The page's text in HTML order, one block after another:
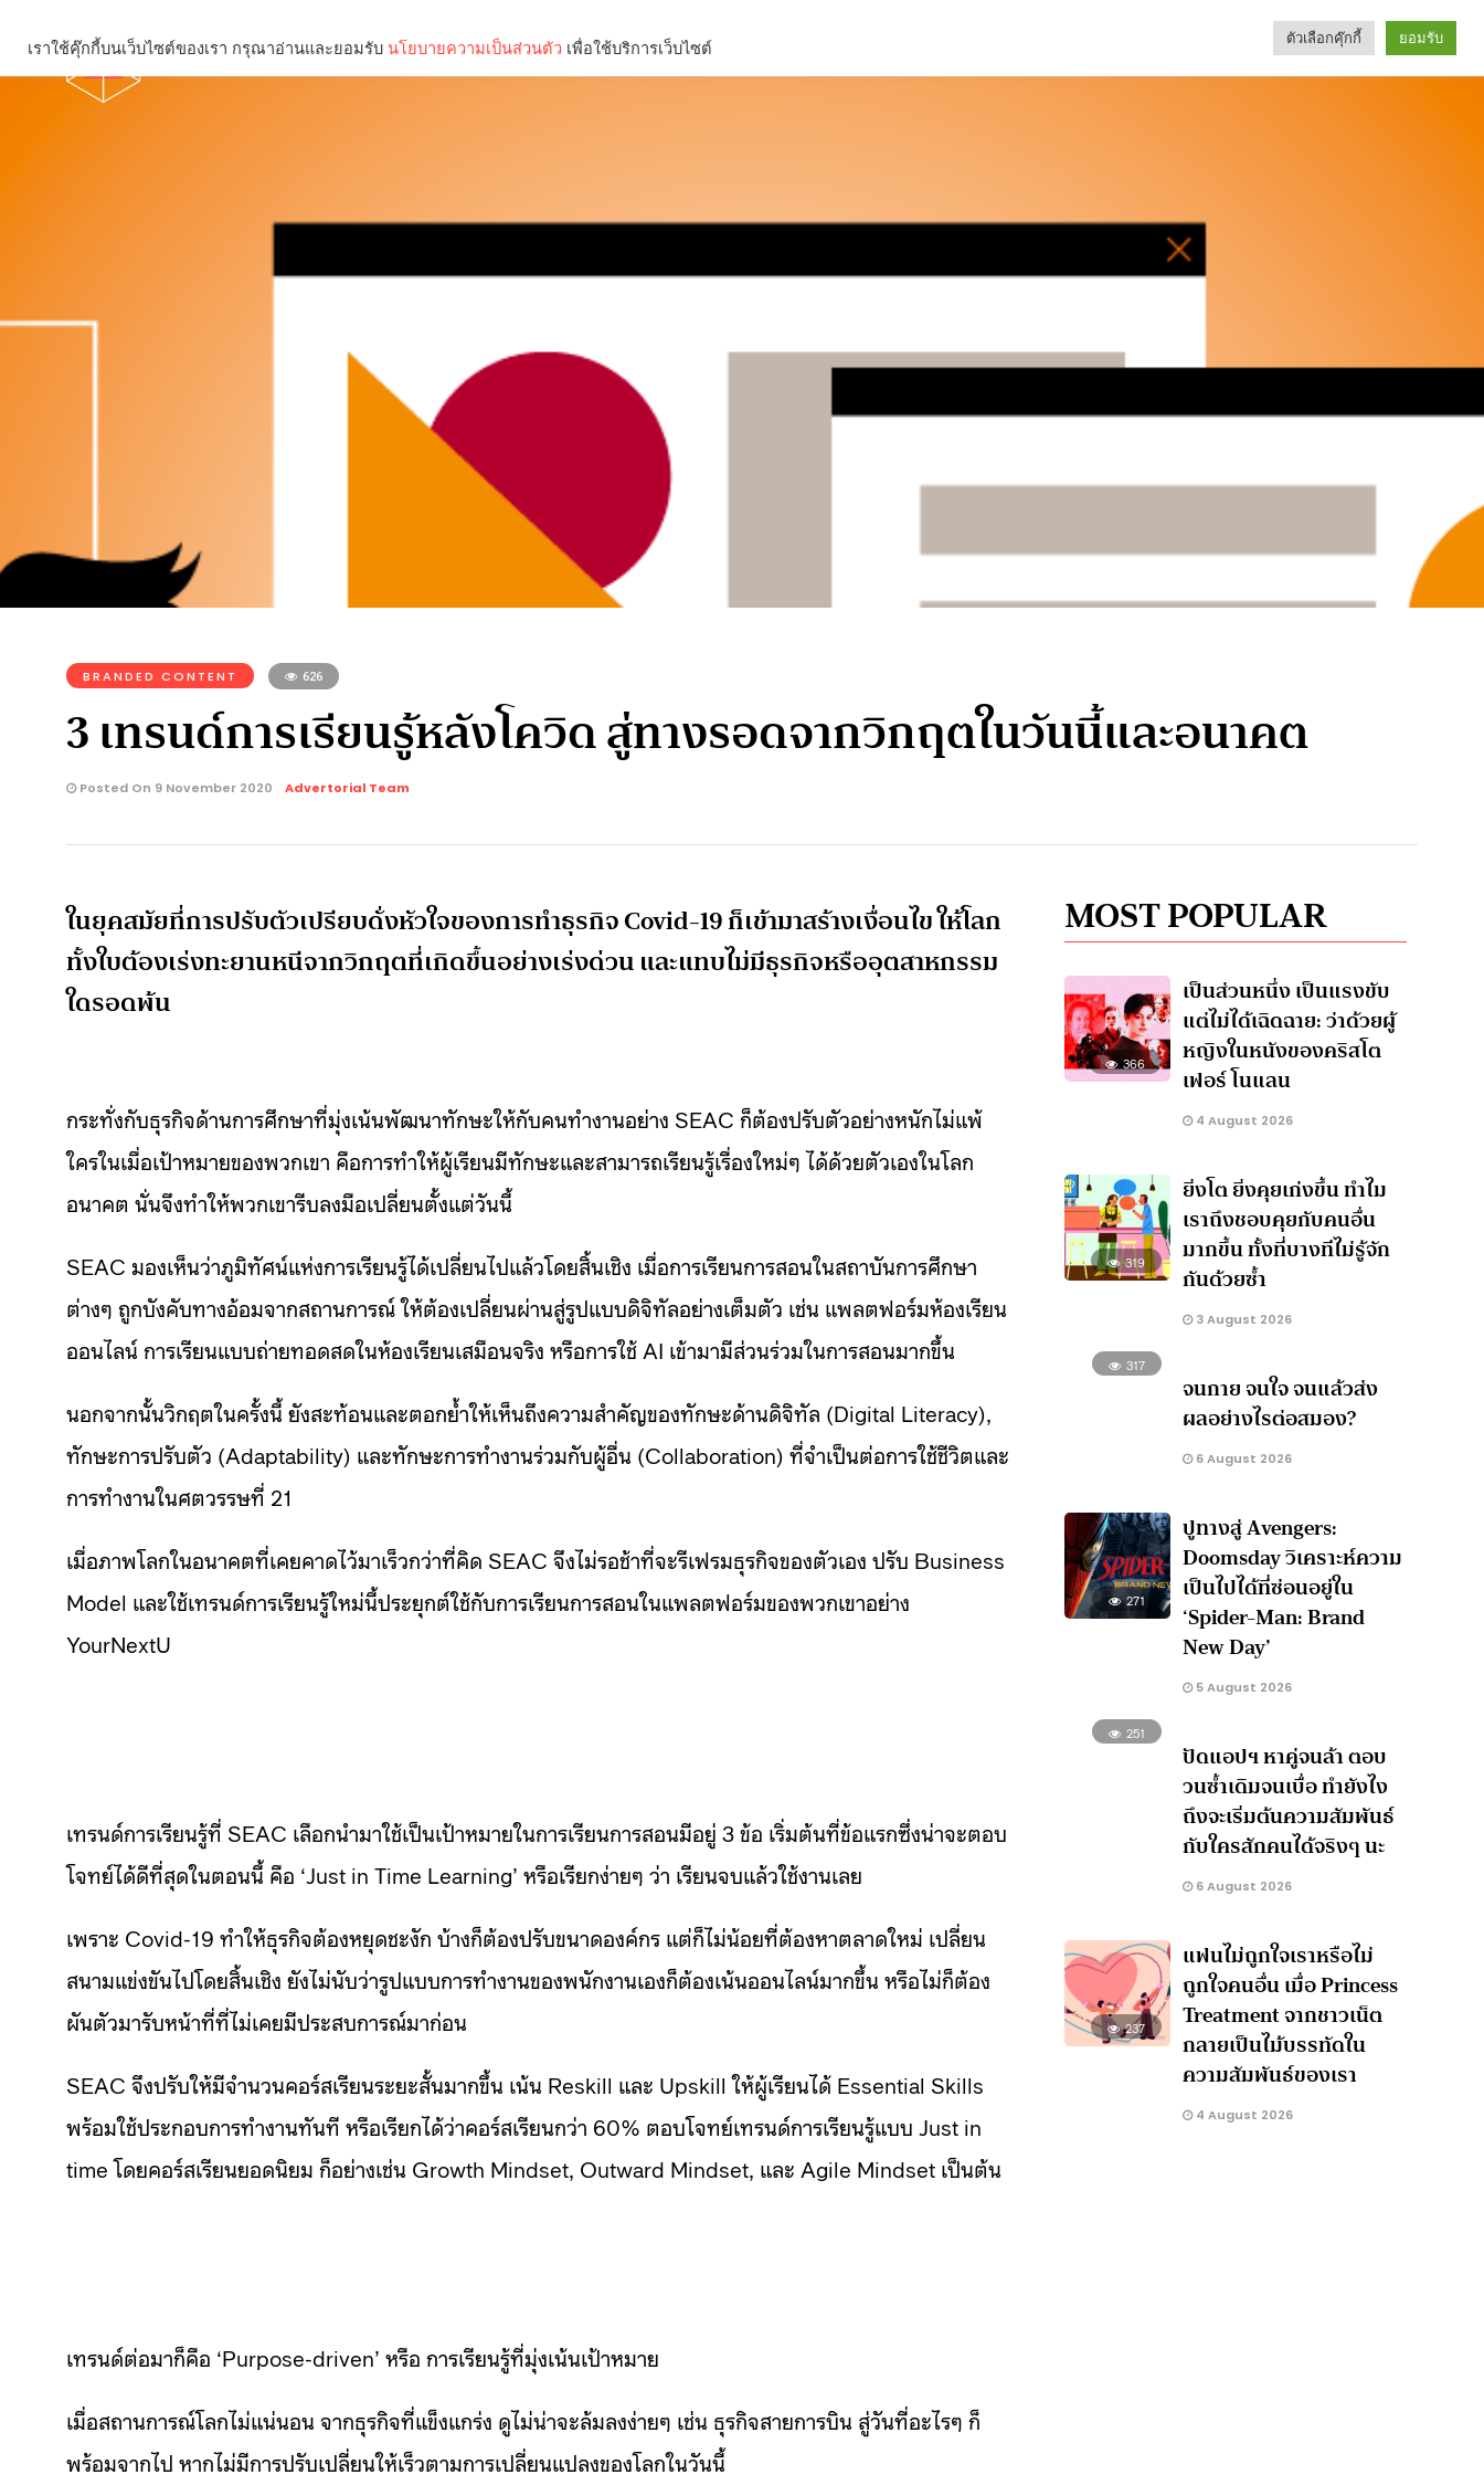
Categories
BRANDED CONTENT 626
3 เทรนด์การเรียนรู้หลังโควิด สู่ทางรอดจากวิกฤตในวันนี้และอนาคต
Posted On 9 November 2020 Advertorial Team
ในยุคสมัยที่การปรับตัวเปรียบดั่งหัวใจของการทำธุรกิจ Covid-19 ก็เข้ามาสร้างเงื่อนไข ให้โลก
ทั้งใบต้องเร่งทะยานหนีจากวิกฤตที่เกิดขึ้นอย่างเร่งด่วน และแทบไม่มีธุรกิจหรืออุตสาหกรรม
ใดรอดพ้น
กระทั่งกับธุรกิจด้านการศึกษาที่มุ่งเน้นพัฒนาทักษะให้กับคนทำงานอย่าง SEAC ก็ต้องปรับตัวอย่างหนักไม่แพ้
ใครในเมื่อเป้าหมายของพวกเขา คือการทำให้ผู้เรียนมีทักษะและสามารถเรียนรู้เรื่องใหม่ๆ ได้ด้วยตัวเองในโลก
อนาคต นั่นจึงทำให้พวกเขารีบลงมือเปลี่ยนตั้งแต่วันนี้
SEAC มองเห็นว่าภูมิทัศน์แห่งการเรียนรู้ได้เปลี่ยนไปแล้วโดยสิ้นเชิง เมื่อการเรียนการสอนในสถาบันการศึกษา
ต่างๆ ถูกบังคับทางอ้อมจากสถานการณ์ ให้ต้องเปลี่ยนผ่านสู่รูปแบบดิจิทัลอย่างเต็มตัว เช่น แพลตฟอร์มห้องเรียน
ออนไลน์ การเรียนแบบถ่ายทอดสดในห้องเรียนเสมือนจริง หรือการใช้ AI เข้ามามีส่วนร่วมในการสอนมากขึ้น
นอกจากนั้นวิกฤตในครั้งนี้ ยังสะท้อนและตอกย้ำให้เห็นถึงความสำคัญของทักษะด้านดิจิทัล (Digital Literacy),
ทักษะการปรับตัว (Adaptability) และทักษะการทำงานร่วมกับผู้อื่น (Collaboration) ที่จำเป็นต่อการใช้ชีวิตและ
การทำงานในศตวรรษที่ 21
เมื่อภาพโลกในอนาคตที่เคยคาดไว้มาเร็วกว่าที่คิด SEAC จึงไม่รอช้าที่จะรีเฟรมธุรกิจของตัวเอง ปรับ Business
Model และใช้เทรนด์การเรียนรู้ใหม่นี้ประยุกต์ใช้กับการเรียนการสอนในแพลตฟอร์มของพวกเขาอย่าง
YourNextU
เทรนด์การเรียนรู้ที่ SEAC เลือกนำมาใช้เป็นเป้าหมายในการเรียนการสอนมีอยู่ 3 ข้อ เริ่มต้นที่ข้อแรกซึ่งน่าจะตอบ
โจทย์ได้ดีที่สุดในตอนนี้ คือ ‘Just in Time Learning’ หรือเรียกง่ายๆ ว่า เรียนจบแล้วใช้งานเลย
เพราะ Covid-19 ทำให้ธุรกิจต้องหยุดชะงัก บ้างก็ต้องปรับขนาดองค์กร แต่ก็ไม่น้อยที่ต้องหาตลาดใหม่ เปลี่ยน
สนามแข่งขันไปโดยสิ้นเชิง ยังไม่นับว่ารูปแบบการทำงานของพนักงานเองก็ต้องเน้นออนไลน์มากขึ้น หรือไม่ก็ต้อง
ผันตัวมารับหน้าที่ที่ไม่เคยมีประสบการณ์มาก่อน
SEAC จึงปรับให้มีจำนวนคอร์สเรียนระยะสั้นมากขึ้น เน้น Reskill และ Upskill ให้ผู้เรียนได้ Essential Skills
พร้อมใช้ประกอบการทำงานทันที หรือเรียกได้ว่าคอร์สเรียนกว่า 60% ตอบโจทย์เทรนด์การเรียนรู้แบบ Just in
time โดยคอร์สเรียนยอดนิยม ก็อย่างเช่น Growth Mindset, Outward Mindset, และ Agile Mindset เป็นต้น
เทรนด์ต่อมาก็คือ ‘Purpose-driven’ หรือ การเรียนรู้ที่มุ่งเน้นเป้าหมาย
เมื่อสถานการณ์โลกไม่แน่นอน จากธุรกิจที่แข็งแกร่ง ดูไม่น่าจะล้มลงง่ายๆ เช่น ธุรกิจสายการบิน สู่วันที่อะไรๆ ก็
พร้อมจากไป หากไม่มีการปรับเปลี่ยนให้เร็วตามการเปลี่ยนแปลงของโลกในวันนี้
MOST POPULAR
366
เป็นส่วนหนึ่ง เป็นแรงขับ
แต่ไม่ได้เฉิดฉาย: ว่าด้วยผู้
หญิงในหนังของคริสโต
เฟอร์ โนแลน
4 August 2026
319
ยิ่งโต ยิ่งคุยเก่งขึ้น ทำไม
เราถึงชอบคุยกับคนอื่น
มากขึ้น ทั้งที่บางทีไม่รู้จัก
กันด้วยซ้ำ
3 August 2026
317
จนกาย จนใจ จนแล้วส่ง
ผลอย่างไรต่อสมอง?
6 August 2026
271
ปูทางสู่ Avengers:
Doomsday วิเคราะห์ความ
เป็นไปได้ที่ซ่อนอยู่ใน
‘Spider-Man: Brand
New Day’
5 August 2026
251
ปัดแอปฯ หาคู่จนล้า ตอบ
วนซ้ำเดิมจนเบื่อ ทำยังไง
ถึงจะเริ่มต้นความสัมพันธ์
กับใครสักคนได้จริงๆ นะ
6 August 2026
237
แฟนไม่ถูกใจเราหรือไม่
ถูกใจคนอื่น เมื่อ Princess
Treatment จากชาวเน็ต
กลายเป็นไม้บรรทัดใน
ความสัมพันธ์ของเรา
4 August 2026
เราใช้คุ๊กกี้บนเว็บไซต์ของเรา กรุณาอ่านและยอมรับ นโยบายความเป็นส่วนตัว เพื่อใช้บริการเว็บไซต์ ตัวเลือกคุ๊กกี้ ยอมรับ